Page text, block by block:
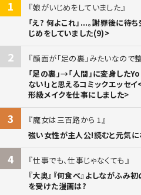
1
娘がいじめをしていました
「え? 何よこれ」...。謝罪後に待
じめをしていました(9)>
2
顔面が「足の裏」みたいなので
「足の裏」→「人間」に変身した
ない!」と思えるコミックエッセ
形級メイクを仕事にしました>
3
魔女は三百路から 1
強い女性が主人公!読むと元気
4
仕事でも、仕事じゃなくても
『大奥』『何食べ』よしながふみ
を受けた漫画は?